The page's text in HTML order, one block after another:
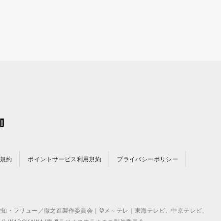
約 ポイントサービス利用規約 プライバシーポリシー
フリュー／徹之進製作委員会｜©メ～テレ｜東海テレビ、中京テレビ、